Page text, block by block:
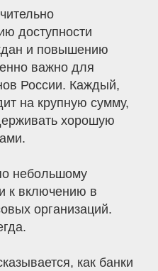
доступности
и повышению
важно для
России. Каждый,
на крупную сумму,
хорошую
небольшому
к включению в
организаций.
как банки